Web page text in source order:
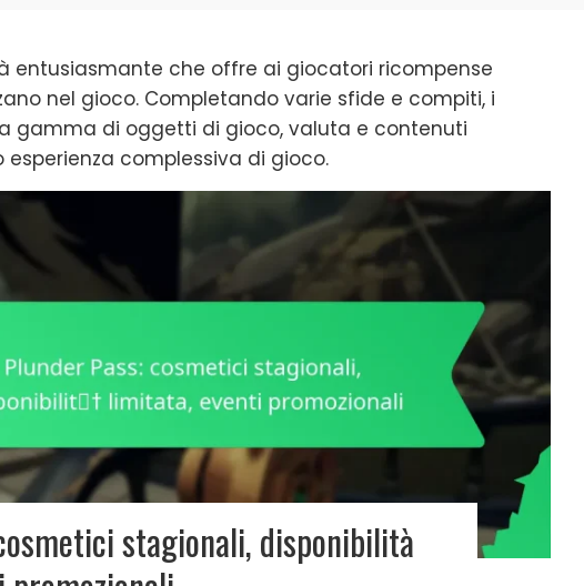
entusiasmante che offre ai giocatori ricompense
nel gioco. Completando varie sfide e compiti, i
gamma di oggetti di gioco, valuta e contenuti
complessiva di gioco.
stagionali, disponibilità